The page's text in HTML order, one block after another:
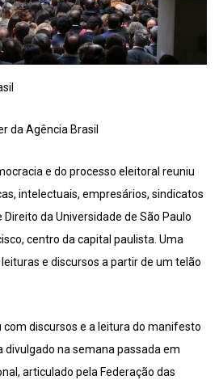
da Agência Brasil
e do processo eleitoral reuniu
intelectuais, empresários, sindicatos
da Universidade de São Paulo
centro da capital paulista. Uma
e discursos a partir de um telão
discursos e a leitura do manifesto
na semana passada em
articulado pela Federação das